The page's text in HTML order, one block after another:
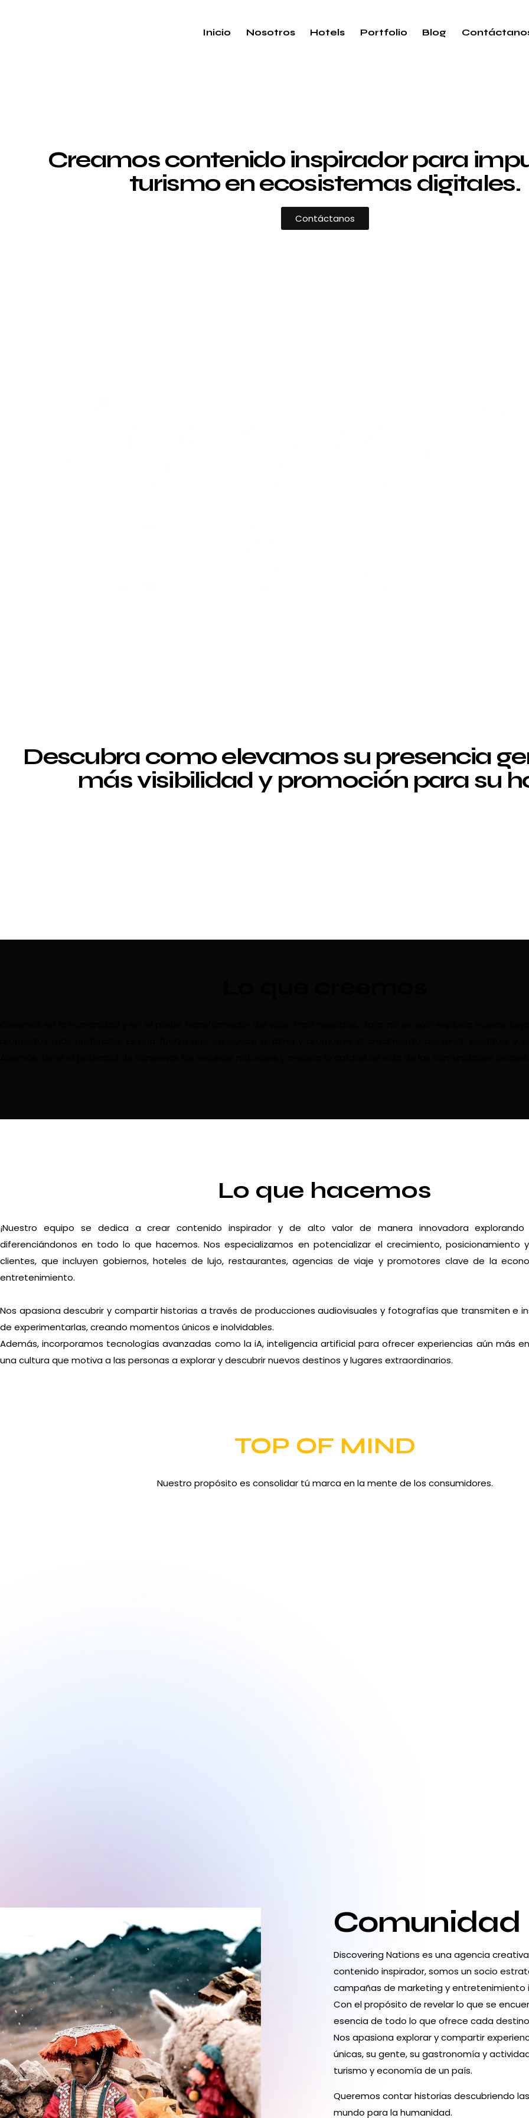
Inicio Nosotros Hotels Portfolio Blog
Creamos contenido inspirador para
turismo en ecosistemas digitales.
Contáctanos
Descubra como elevamos su presencia
más visibilidad y promoción para su
Lo que hacemos
¡Nuestro equipo se dedica a crear contenido inspirador y de alto valor de manera innovadora
diferenciándonos en todo lo que hacemos. Nos especializamos en potencializar el crecimiento, posicionamiento
clientes, que incluyen gobiernos, hoteles de lujo, restaurantes, agencias de viaje y promotores clave de la
entretenimiento.
Nos apasiona descubrir y compartir historias a través de producciones audiovisuales y fotografías que transmiten e
de experimentarlas, creando momentos únicos e inolvidables.
Además, incorporamos tecnologías avanzadas como la iA, inteligencia artificial para ofrecer experiencias aún más
una cultura que motiva a las personas a explorar y descubrir nuevos destinos y lugares extraordinarios.
TOP OF MIND
Nuestro propósito es consolidar tú marca en la mente de los consumidores.
Comunidad
Discovering Nations es una agencia
contenido inspirador, somos un socio
campañas de marketing y entretenimiento
Con el propósito de revelar lo que se
esencia de todo lo que ofrece cada
Nos apasiona explorar y compartir
únicas, su gente, su gastronomía y
turismo y economía de un país.
Queremos contar historias descubriendo
mundo para la humanidad.